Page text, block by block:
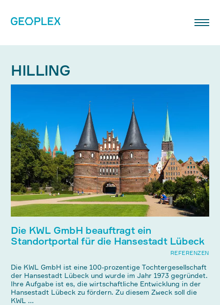
Nach Themen filtern
HILLING
Die KWL GmbH beauftragt ein
Standortportal für die Hansestadt Lübeck
REFERENZEN
Die KWL GmbH ist eine 100-prozentige Tochtergesellschaft
der Hansestadt Lübeck und wurde im Jahr 1973 gegründet.
Ihre Aufgabe ist es, die wirtschaftliche Entwicklung in der
Hansestadt Lübeck zu fördern. Zu diesem Zweck soll die
KWL ...